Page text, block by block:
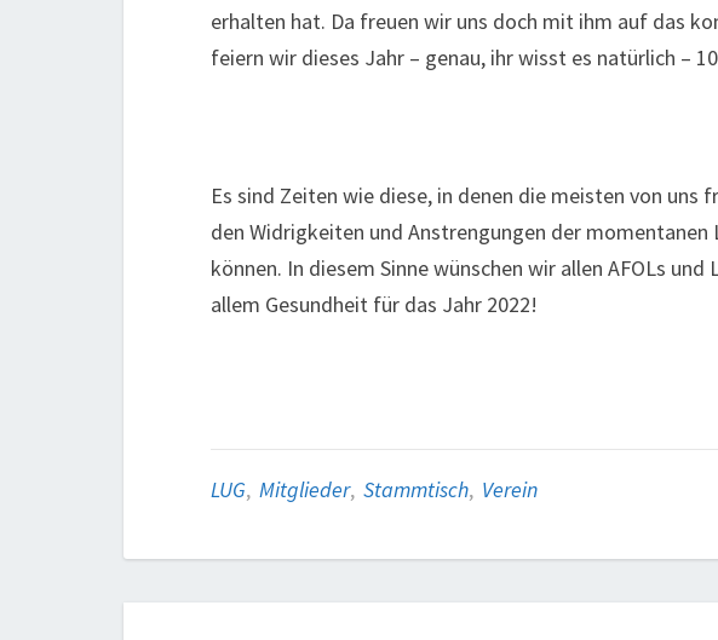
erhalten hat. Da freuen wir uns doch mit ihm auf das
feiern wir dieses Jahr – genau, ihr wisst es natürlich –
Es sind Zeiten wie diese, in denen die meisten von uns
den Widrigkeiten und Anstrengungen der momentanen
können. In diesem Sinne wünschen wir allen AFOLs
allem Gesundheit für das Jahr 2022!
LUG, Mitglieder, Stammtisch, Verein